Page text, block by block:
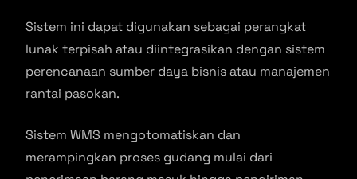
Sistem ini dapat digunakan sebagai perangkat
lunak terpisah atau diintegrasikan dengan sistem
perencanaan sumber daya bisnis atau manajemen
rantai pasokan.
Sistem WMS mengotomatiskan dan
merampingkan proses gudang mulai dari